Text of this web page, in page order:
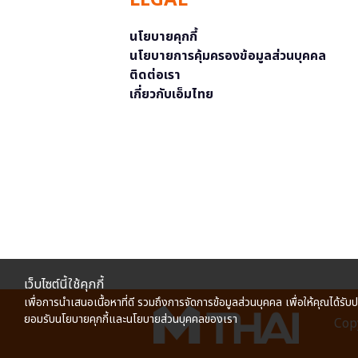
นโยบายคุกกี้
นโยบายการคุ้มครองข้อมูลส่วนบุคคล
ติดต่อเรา
เกี่ยวกับเอ็มไทย
เว็บไซต์นี้ใช้คุกกี้
เพื่อการนำเสนอเนื้อหาที่ดี รวมถึงการจัดการข้อมูลส่วนบุคคล เพื่อให้คุณได้รั
ยอมรับนโยบายคุกกี้และนโยบายส่วนบุคคลของเรา